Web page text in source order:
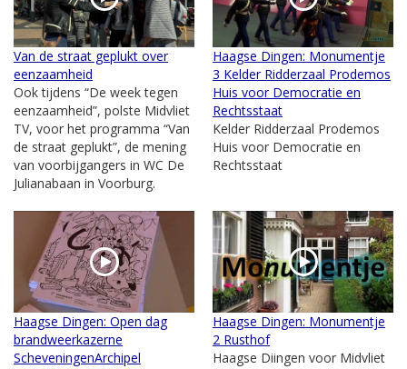
Van de straat geplukt over
eenzaamheid
Ook tijdens “De week tegen
eenzaamheid”, polste Midvliet
TV, voor het programma “Van
de straat geplukt”, de mening
van voorbijgangers in WC De
Julianabaan in Voorburg.
Haagse Dingen: Monumentje
3 Kelder Ridderzaal Prodemos
Huis voor Democratie en
Rechtsstaat
Kelder Ridderzaal Prodemos
Huis voor Democratie en
Rechtsstaat
Haagse Dingen: Open dag
brandweerkazerne
ScheveningenArchipel
Haagse Dingen: Monumentje
2 Rusthof
Haagse Diingen voor Midvliet